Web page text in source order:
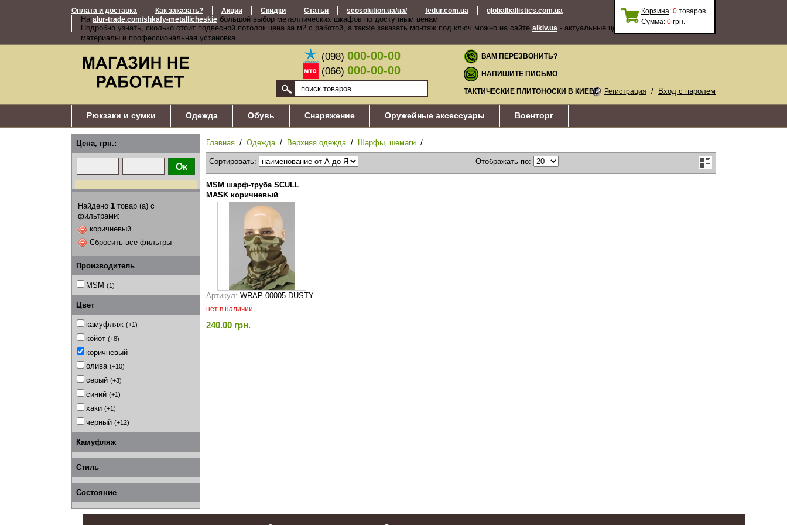
Оплата и доставка Как заказать? Акции Скидки Статьи seosolution.ua/ua/ fedur.com.ua globalballistics.com.ua
На alur-trade.com/shkafy-metallicheskie большой выбор металлических шкафов по доступным ценам
Подробно узнать, сколько стоит подвесной потолок цена за м2 с работой, а также заказать монтаж под ключ можно на сайте alkiv.ua - актуальные цены, качественные
материалы и профессиональная установка
Корзина: 0 товаров
Сумма: 0 грн.
(098) 000-00-00
(066) 000-00-00
Регистрация / Вход с паролем
ВАМ ПЕРЕЗВОНИТЬ?
НАПИШИТЕ ПИСЬМО
ТАКТИЧЕСКИЕ ПЛИТОНОСКИ В КИЕВЕ
Рюкзаки и сумки Одежда Обувь Снаряжение Оружейные аксессуары Военторг
Цена, грн.:
Найдено 1 товар (а) с
фильтрами:
коричневый
Сбросить все фильтры
Производитель
MSM (1)
Цвет
камуфляж (+1)
койот (+8)
коричневый
олива (+10)
серый (+3)
синий (+1)
хаки (+1)
черный (+12)
Камуфляж
Стиль
Состояние
Главная / Одежда/ Верхняя одежда/ Шарфы, шемаги /
Сортировать: Отображать по:
MSM шарф-труба SCULL
MASK коричневый
Артикул: WRAP-00005-DUSTY
нет в наличии
240.00 грн.